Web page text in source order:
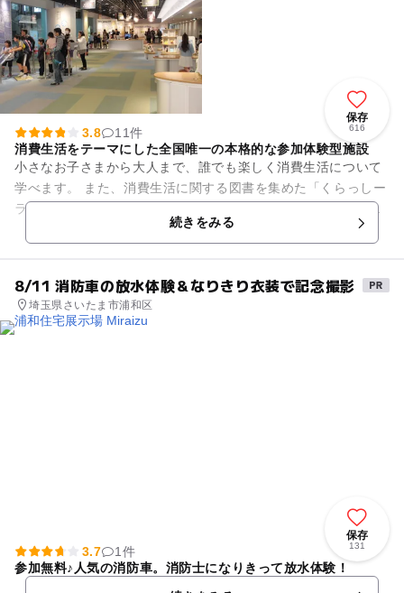
保存
616
3.8
11件
消費生活をテーマにした全国唯一の本格的な参加体験型施設
小さなお子さまから大人まで、誰でも楽しく消費生活について
学べます。 また、消費生活に関する図書を集めた「くらっしー
ライブラリー」や、くらしに関する団体やグループの活動に無
料で活用していただける...続きをみる
8/11 消防車の放水体験＆なりきり衣装で記念撮影
埼玉県さいたま市浦和区
保存
131
3.7
1件
参加無料♪人気の消防車。消防士になりきって放水体験！